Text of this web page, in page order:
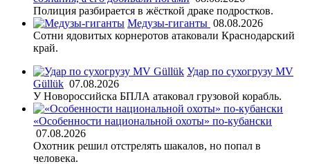
Полиция разбирается в жёсткой драке подростков.
Медузы-гиганты 08.08.2026
Сотни ядовитых корнеротов атаковали Краснодарский
край.
Удар по сухогрузу MV
Güllük 07.08.2026
У Новороссийска БПЛА атаковал грузовой корабль.
«Особенности национальной охоты» по-кубански
07.08.2026
Охотник решил отстрелять шакалов, но попал в
человека.